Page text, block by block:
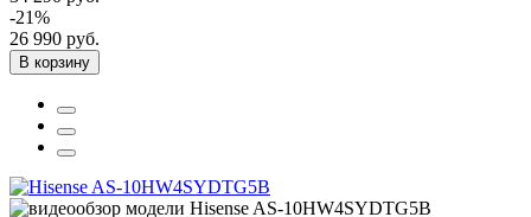
-21%
26 990 руб.
В корзину